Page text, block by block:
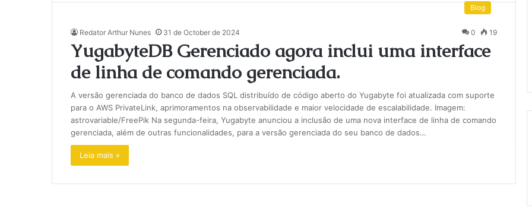
Blog
Redator Arthur Nunes 31 de October de 2024 0 19
YugabyteDB Gerenciado agora inclui uma interface
de linha de comando gerenciada.
A versão gerenciada do banco de dados SQL distribuído de código aberto do Yugabyte foi atualizada com suporte
para o AWS PrivateLink, aprimoramentos na observabilidade e maior velocidade de escalabilidade. Imagem:
astrovariable/FreePik Na segunda-feira, Yugabyte anunciou a inclusão de uma nova interface de linha de comando
gerenciada, além de outras funcionalidades, para a versão gerenciada do seu banco de dados…
Leia mais »